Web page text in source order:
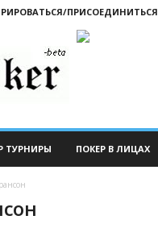
ПРИСОЕДИНИТЬСЯ
ТУРНИРЫ ПОКЕР В ЛИЦАХ